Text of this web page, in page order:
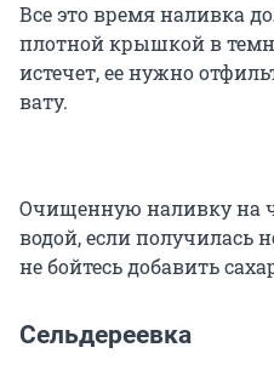
Все это время наливка
плотной крышкой в
истечет, ее нужно
вату.
Очищенную наливку на
водой, если получилась
не бойтесь добавить
Сельдереевка